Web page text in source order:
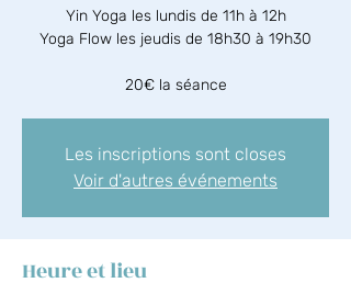
Yin Yoga les lundis de 11h à 12h
Yoga Flow les jeudis de 18h30 à 19h30
20€ la séance
Les inscriptions sont closes
Voir d'autres événements
Heure et lieu